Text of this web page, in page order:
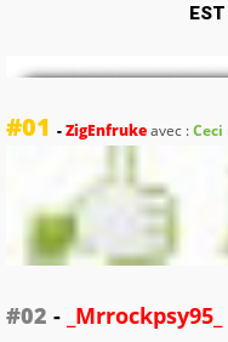
EST
#01 -ZigEnfrukeavec :
#02 - _Mrrockpsy95_